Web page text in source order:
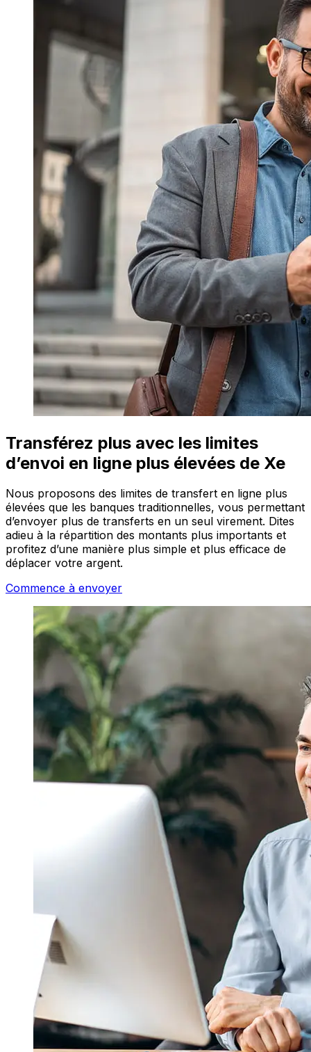
Transférez plus avec les limites
d’envoi en ligne plus élevées de Xe
Nous proposons des limites de transfert en ligne plus
élevées que les banques traditionnelles, vous permettant
d’envoyer plus de transferts en un seul virement. Dites
adieu à la répartition des montants plus importants et
profitez d’une manière plus simple et plus efficace de
déplacer votre argent.
Commence à envoyer